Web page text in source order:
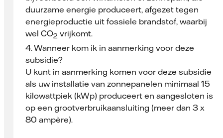
duurzame energie produceert, afgezet tegen
energieproductie uit fossiele brandstof, waarbij
wel CO2 vrijkomt.
4. Wanneer kom ik in aanmerking voor deze
subsidie?
U kunt in aanmerking komen voor deze subsidie
als uw installatie van zonnepanelen minimaal 15
kilowattpiek (kWp) produceert en aangesloten is
op een grootverbruikaansluiting (meer dan 3 x
80 ampère).